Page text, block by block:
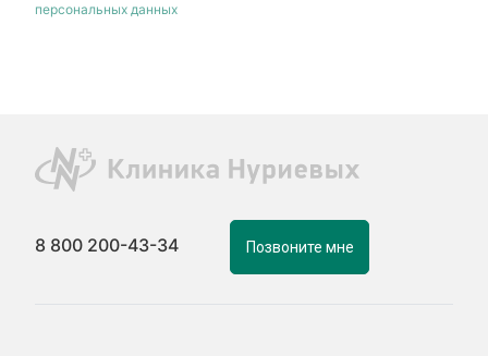
персональных данных
8 800 200-43-34 Позвоните мне